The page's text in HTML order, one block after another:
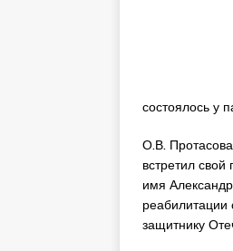
состоялось у
О.В.
встретил
имя
защитнику